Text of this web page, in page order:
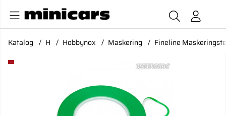
Katalog H Hobbynox Maskering Fineline
Produktbilder Fineline Maskeringstejp Grön Soft 3mmx55m